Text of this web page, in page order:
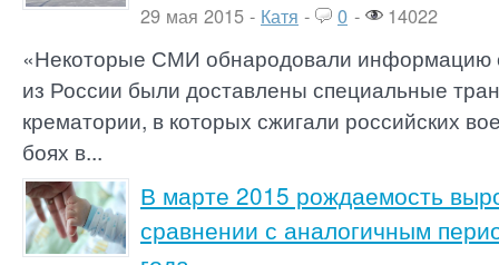
29 мая 2015 - Катя - 0 - 14022
«Некоторые СМИ обнародовали информацию
из России были доставлены специальные
крематории, в которых сжигали российских
боях в...
В марте 2015 рождаемость
сравнении с аналогичным